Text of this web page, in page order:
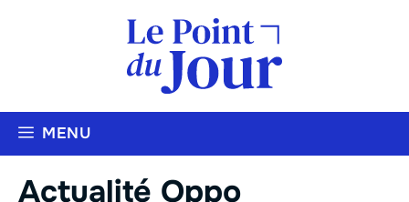
MENU
Actualité Oppo